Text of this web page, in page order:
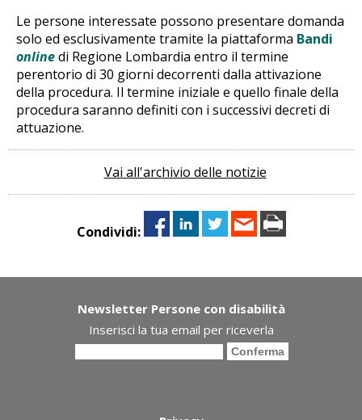
Le persone interessate possono presentare domanda
solo ed esclusivamente tramite la piattaforma Bandi
onlinedi Regione Lombardia entro il termine
perentorio di 30 giorni decorrenti dalla attivazione
della procedura. Il termine iniziale e quello finale della
procedura saranno definiti con i successivi decreti di
attuazione.
Vai all'archivio delle notizie
Condividi:
Newsletter Persone con disabilità
Inserisci la tua email per riceverla